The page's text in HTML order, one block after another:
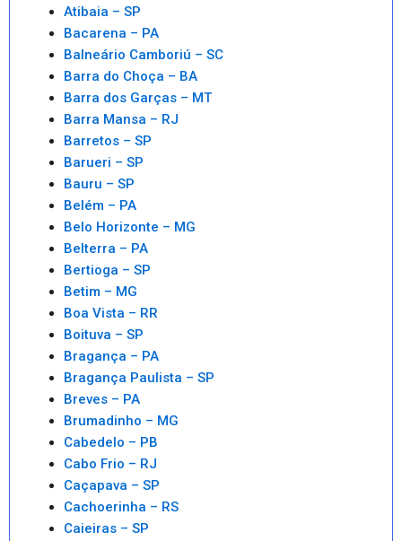
Atibaia – SP
Bacarena – PA
Balneário Camboriú – SC
Barra do Choça – BA
Barra dos Garças – MT
Barra Mansa – RJ
Barretos – SP
Barueri – SP
Bauru – SP
Belém – PA
Belo Horizonte – MG
Belterra – PA
Bertioga – SP
Betim – MG
Boa Vista – RR
Boituva – SP
Bragança – PA
Bragança Paulista – SP
Breves – PA
Brumadinho – MG
Cabedelo – PB
Cabo Frio – RJ
Caçapava – SP
Cachoerinha – RS
Caieiras – SP